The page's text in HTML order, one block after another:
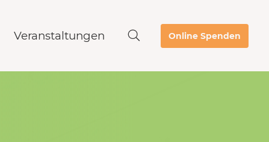
Veranstaltungen Online Spenden